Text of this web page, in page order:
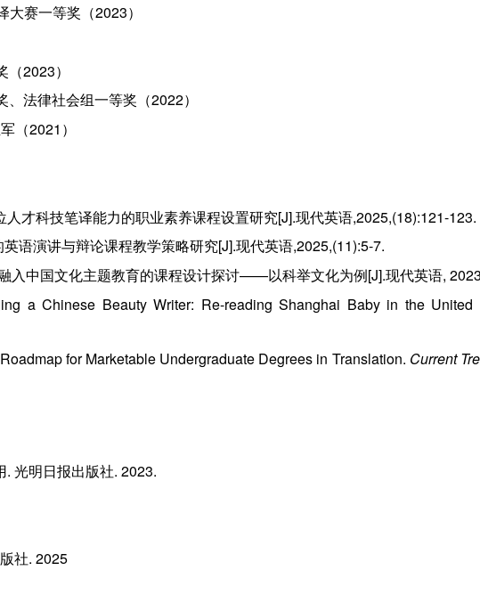
赛一等奖（2023）
2023）
法律社会组一等奖（2022）
（2021）
人才科技笔译能力的职业素养课程设置研究[J].现代英语,2025,(18):121-123.
语演讲与辩论课程教学策略研究[J].现代英语,2025,(11):5-7.
入中国文化主题教育的课程设计探讨——以科举文化为例[J].现代英语,
a Chinese Beauty Writer: Re-reading Shanghai Baby in the United
for Marketable Undergraduate Degrees in Translation. Current
光明日报出版社. 2023.
社. 2025